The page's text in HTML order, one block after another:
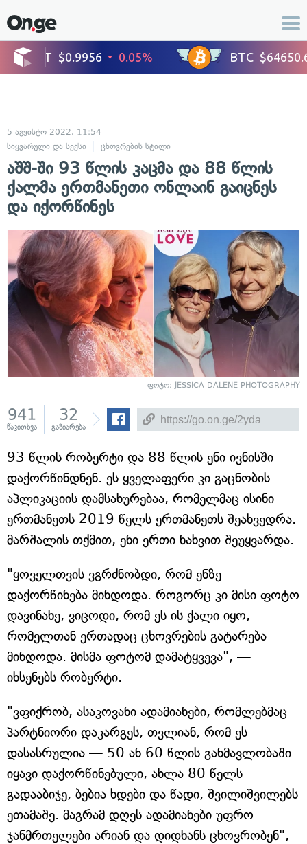
5 აგვისტო 2022, 11:54
სიყვარული და სექსი
ცხოვრების სტილი
აშშ-ში 93 წლის კაცმა და 88 წლის
ქალმა ერთმანეთი ონლაინ გაიცნეს
და იქორწინეს
ფოტო: JESSICA DALENE PHOTOGRAPHY
941
წაკითხვა
32
გაზიარება
93 წლის რობერტი და 88 წლის ენი ივნისში
დაქორწინდნენ. ეს ყველაფერი კი გაცნობის
აპლიკაციის დამსახურებაა, რომელმაც ისინი
ერთმანეთს 2019 წელს ერთმანეთს შეახვედრა.
მარშალის თქმით, ენი ერთი ნახვით შეუყვარდა.
"ყოველთვის ვგრძნობდი, რომ ენზე
დაქორწინება მინდოდა. როგორც კი მისი ფოტო
დავინახე, ვიცოდი, რომ ეს ის ქალი იყო,
რომელთან ერთადაც ცხოვრების გატარება
მინდოდა. მისმა ფოტომ დამატყვევა", —
იხსენებს რობერტი.
"ვფიქრობ, ასაკოვანი ადამიანები, რომლებმაც
პარტნიორი დაკარგეს, თვლიან, რომ ეს
დასასრულია — 50 ან 60 წლის განმავლობაში
იყავი დაქორწინებული, ახლა 80 წელს
გადააბიჯე, ბებია ხდები და წადი, შვილიშვილებს
ეთამაშე. მაგრამ დღეს ადამიანები უფრო
ჯანმრთელები არიან და დიდხანს ცხოვრობენ",